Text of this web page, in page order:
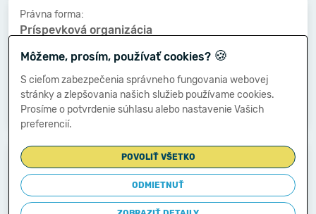
Právna forma:
Príspevková organizácia
Kat. veľkosti:
Druh vlastníctva:
Štátne
Dátum vzniku:
01.01.1972
Dátum zániku:
-
Môžeme, prosím, používať cookies? 🍪
S cieľom zabezpečenia správneho fungovania webovej
stránky a zlepšovania našich služieb používame cookies.
Prosíme o potvrdenie súhlasu alebo nastavenie Vašich
preferencií.
POVOLIŤ VŠETKO
ODMIETNUŤ